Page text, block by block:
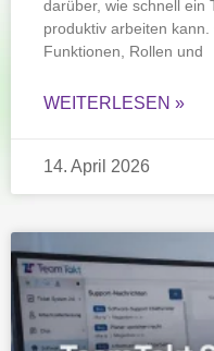
darüber, wie schnell ein
produktiv arbeiten
Funktionen, Rollen und
WEITERLESEN »
14. April 2026